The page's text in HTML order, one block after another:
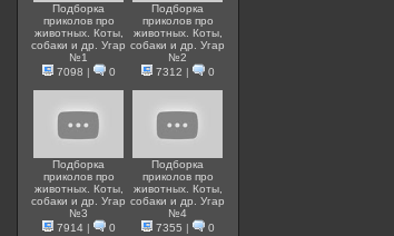
Подборка
приколов про
животных. Коты,
собаки и др. Угар
№1
7098 | 0
Подборка
приколов про
животных. Коты,
собаки и др. Угар
№2
7312 | 0
Подборка
приколов про
животных. Коты,
собаки и др. Угар
№3
7914| 0
Подборка
приколов про
животных. Коты,
собаки и др. Угар
№4
7355 | 0